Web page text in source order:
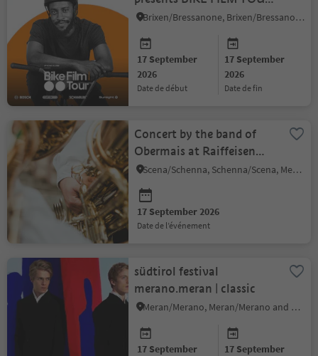
2026 – SEASON 2
Brixen/Bressanone, Brixen/Bressanone and environs
17 September
2026
date de début
17 September
2026
date de fin
Concert by the band of
Obermais at Raiffeisen
Square
Scena/Schenna, Schenna/Scena, Meran/Merano and environs
17 September 2026
date de l’événement
südtirol festival
merano.meran | classic
Meran/Merano, Meran/Merano and environs
17 September
17 September